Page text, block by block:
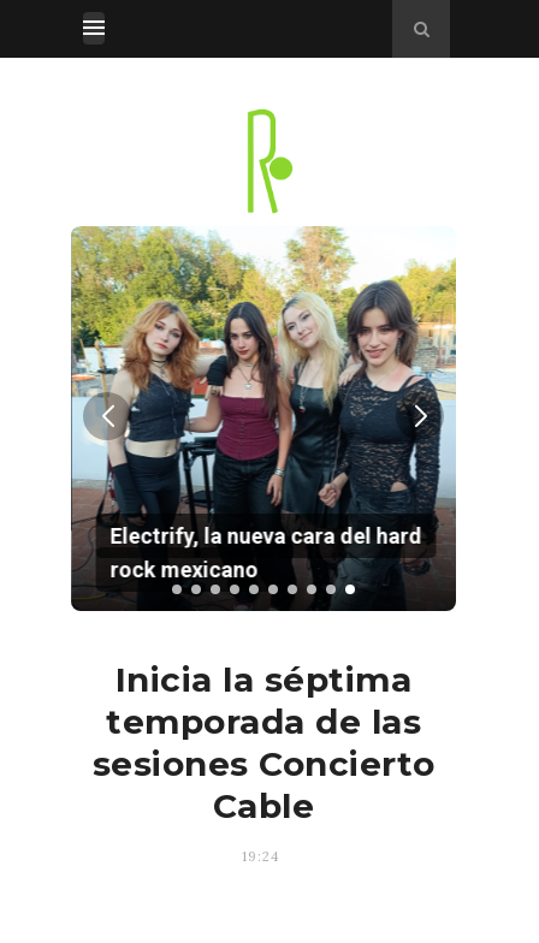
Electrify, la nueva cara del hard
rock mexicano
Inicia la séptima
temporada de las
sesiones Concierto
Cable
19:24